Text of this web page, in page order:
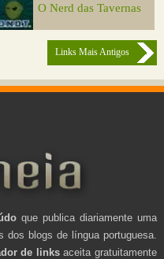
O Nerd das Tavernas
Links Mais Antigos
que publica diariamente uma
dos blogs de língua portuguesa.
de linksaceita gratuitamente